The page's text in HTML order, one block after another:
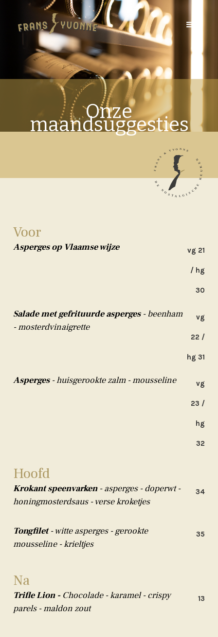
Onze
maandsuggesties
Voor
Asperges op Vlaamse wijze vg 21
/ hg
30
Salade met gefrituurde asperges- beenham
- mosterdvinaigrette
vg
22 /
hg 31
Asperges- huisgerookte zalm - mousseline vg
23 /
hg
32
Hoofd
Krokant speenvarken- asperges - doperwt -
honingmosterdsaus - verse kroketjes
34
Tongfilet- witte asperges - gerookte
mousseline - krieltjes
35
Na
Trifle Lion - Chocolade - karamel - crispy
parels - maldon zout
13